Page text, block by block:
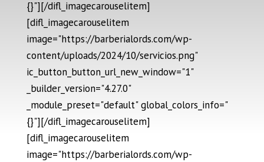
{}"][/difl_imagecarouselitem]
[difl_imagecarouselitem
image="https://barberialords.com/wp-
content/uploads/2024/10/servicios.png"
ic_button_button_url_new_window="1"
_builder_version="4.27.0"
_module_preset="default" global_colors_info="
{}"][/difl_imagecarouselitem]
[difl_imagecarouselitem
image="https://barberialords.com/wp-